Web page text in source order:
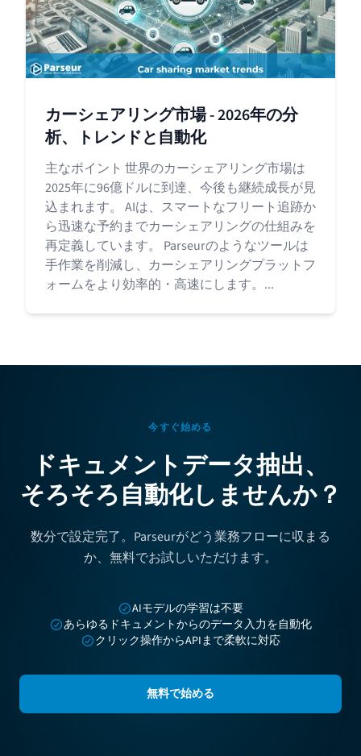
カーシェアリング市場 - 2026年の分
析、トレンドと自動化
主なポイント 世界のカーシェアリング市場は
2025年に96億ドルに到達、今後も継続成長が見
込まれます。 AIは、スマートなフリート追跡か
ら迅速な予約までカーシェアリングの仕組みを
再定義しています。 Parseurのようなツールは
手作業を削減し、カーシェアリングプラットフ
ォームをより効率的・高速にします。...
今すぐ始める
ドキュメントデータ抽出、
そろそろ自動化しませんか？
数分で設定完了。Parseurがどう業務フローに収まる
か、無料でお試しいただけます。
AIモデルの学習は不要
あらゆるドキュメントからのデータ入力を自動化
クリック操作からAPIまで柔軟に対応
無料で始める